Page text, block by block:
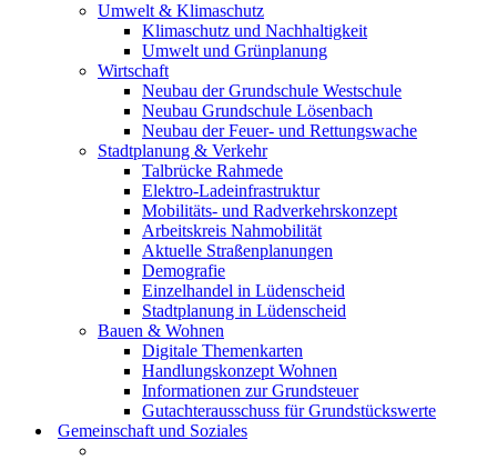
Umwelt & Klimaschutz
Klimaschutz und Nachhaltigkeit
Umwelt und Grünplanung
Wirtschaft
Neubau der Grundschule Westschule
Neubau Grundschule Lösenbach
Neubau der Feuer- und Rettungswache
Stadtplanung & Verkehr
Talbrücke Rahmede
Elektro-Ladeinfrastruktur
Mobilitäts- und Radverkehrskonzept
Arbeitskreis Nahmobilität
Aktuelle Straßenplanungen
Demografie
Einzelhandel in Lüdenscheid
Stadtplanung in Lüdenscheid
Bauen & Wohnen
Digitale Themenkarten
Handlungskonzept Wohnen
Informationen zur Grundsteuer
Gutachterausschuss für Grundstückswerte
Gemeinschaft und Soziales